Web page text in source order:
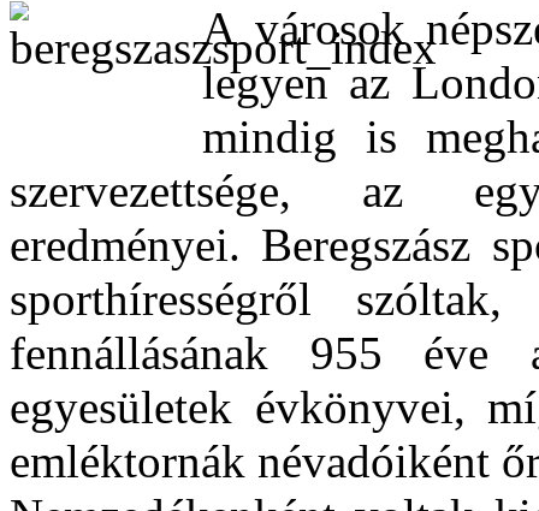
A városok
legyen az
mindig is
szervezettsége, az
eredményei. Beregszász
sporthírességről
fennállásának 955 éve
egyesületek évkönyvei,
emléktornák névadóiként